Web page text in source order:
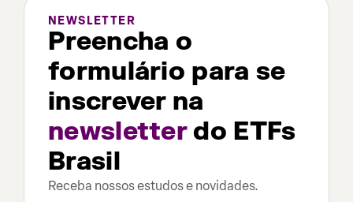
NEWSLETTER
Preencha o
formulário para se
inscrever na
newsletterdo ETFs
Brasil
Receba nossos estudos e novidades.